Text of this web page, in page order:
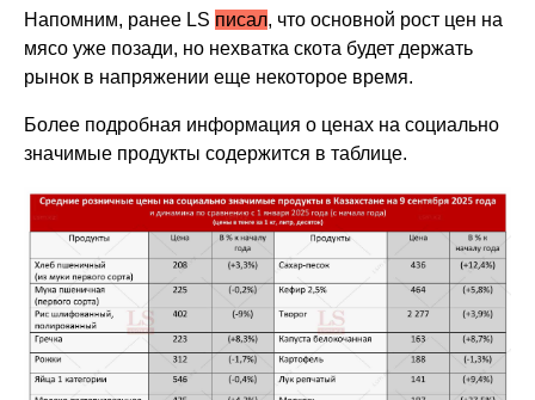
Напомним, ранее LS писал, что основной рост цен на
мясо уже позади, но нехватка скота будет держать
рынок в напряжении еще некоторое время.
Более подробная информация о ценах на социально
значимые продукты содержится в таблице.